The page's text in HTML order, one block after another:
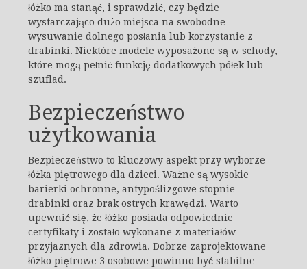
łóżko ma stanąć, i sprawdzić, czy będzie
wystarczająco dużo miejsca na swobodne
wysuwanie dolnego posłania lub korzystanie z
drabinki. Niektóre modele wyposażone są w schody,
które mogą pełnić funkcję dodatkowych półek lub
szuflad.
Bezpieczeństwo
użytkowania
Bezpieczeństwo to kluczowy aspekt przy wyborze
łóżka piętrowego dla dzieci. Ważne są wysokie
barierki ochronne, antypoślizgowe stopnie
drabinki oraz brak ostrych krawędzi. Warto
upewnić się, że łóżko posiada odpowiednie
certyfikaty i zostało wykonane z materiałów
przyjaznych dla zdrowia. Dobrze zaprojektowane
łóżko piętrowe 3 osobowe powinno być stabilne